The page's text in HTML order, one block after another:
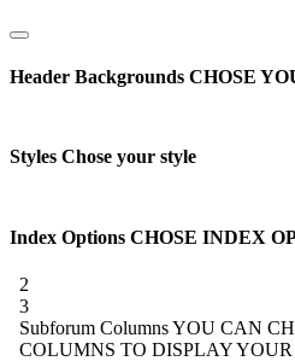
Header Backgrounds CHOSE
Styles Chose your style
Index Options CHOSE INDEX
2
3
Subforum ColumnsYOU CAN
COLUMNS TO DISPLAY